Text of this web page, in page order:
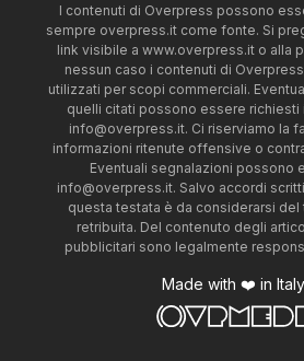
I contenuti di Overpress possono
sempre overpress.it come fonte. Si
link visibile a www.overpress.it o alla
nessun caso i contenuti di
utilizzati per scopi commerciali.
quelli citati possono essere richiesti
info@overpress.it. Ci riserviamo la
informazioni ritenute offensive o
Eventuali segnalazioni possono
info@overpress.it. Salvo accordi
questa testata è da considerarsi del
retribuita. Del contenuto degli
pubblicitari sono legalmente
Made with ❤️ in